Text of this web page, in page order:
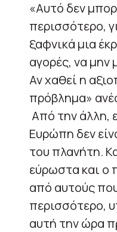
«Αυτό δεν
περισσότερο,
ξαφνικά μια
αγορές, να μην
Αν χαθεί η
πρόβλημα»
Από την άλλη,
Ευρώπη δεν
του πλανήτη.
εύρωστα και ο
από αυτούς
περισσότερο,
αυτή την ώρα